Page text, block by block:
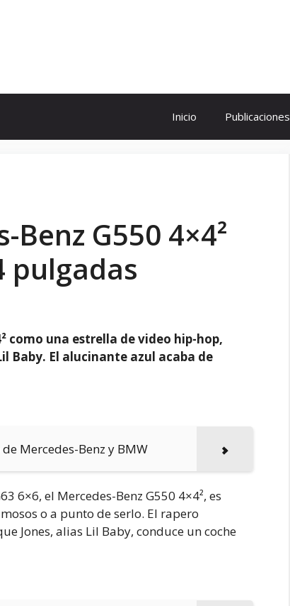
Inicio Publicaciones
G550 4×4²
pulgadas
como una estrella de video hip-hop,
Baby. El alucinante azul acaba de
Mercedes-Benz y BMW
6×6, el Mercedes-Benz G550 4×4², es
o a punto de serlo. El rapero
Jones, alias Lil Baby, conduce un coche